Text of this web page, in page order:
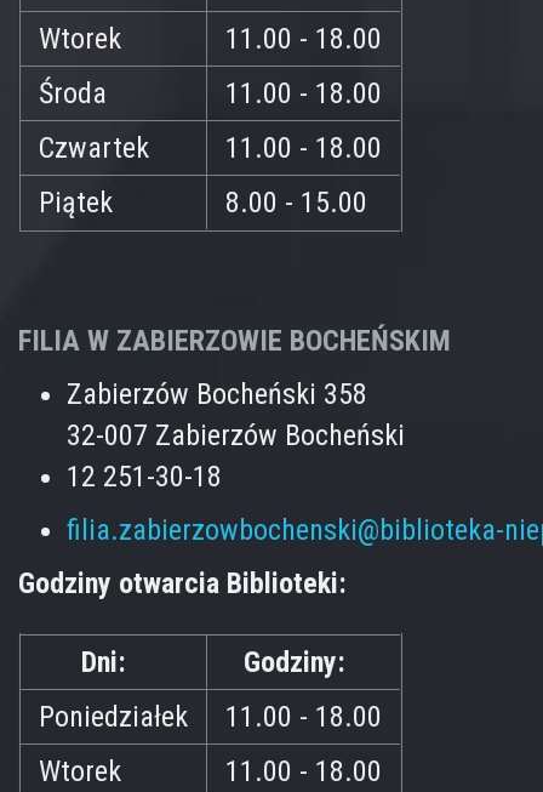
Wtorek
11.00 - 18.00
Środa
11.00 - 18.00
Czwartek
11.00 - 18.00
Piątek
8.00 - 15.00
FILIA W ZABIERZOWIE BOCHEŃSKIM
Zabierzów Bocheński 358
32-007 Zabierzów Bocheński
12 251-30-18
filia.zabierzowbochenski@biblioteka-
Godziny otwarcia Biblioteki:
Dni:
Godziny:
Poniedziałek
11.00 - 18.00
Wtorek
11.00 - 18.00